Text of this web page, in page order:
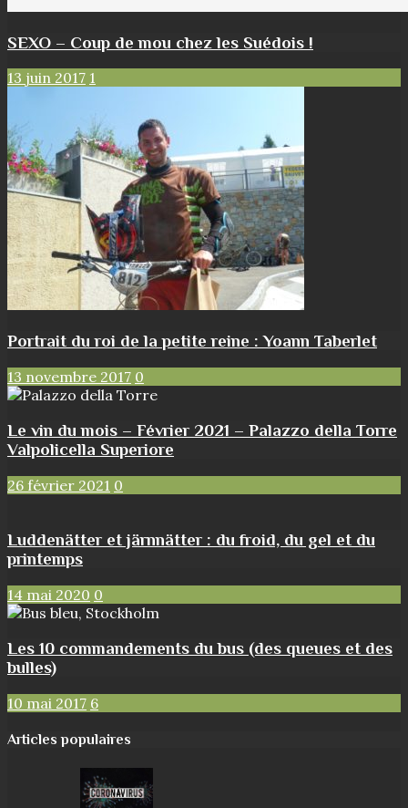
SEXO – Coup de mou chez les Suédois !
13 juin 2017 1
Portrait du roi de la petite reine : Yoann Taberlet
13 novembre 2017 0
Le vin du mois – Février 2021 – Palazzo della Torre
Valpolicella Superiore
26 février 2021 0
Luddenätter et järnnätter : du froid, du gel et du
printemps
14 mai 2020 0
Les 10 commandements du bus (des queues et des
bulles)
10 mai 2017 6
Articles populaires